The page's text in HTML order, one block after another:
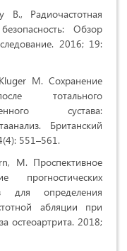
B., Радиочастотная
Обзор
2016; 19:
M. Сохранение
тотального
сустава:
Британский
551–561.
M. Проспективное
прогностических
для определения
абляции при
остеоартрита. 2018;